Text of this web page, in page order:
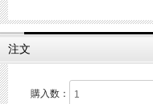
注文
購入数：